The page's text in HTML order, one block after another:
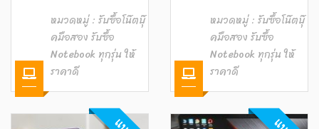
หมวดหมู่ : รับซื้อโน๊ตบุ๊
คมือสอง รับซื้อ
Notebook ทุกรุ่น ให้
ราคาดี
หมวดหมู่ : รับซื้อโน๊ตบุ๊
คมือสอง รับซื้อ
Notebook ทุกรุ่น ให้
ราคาดี